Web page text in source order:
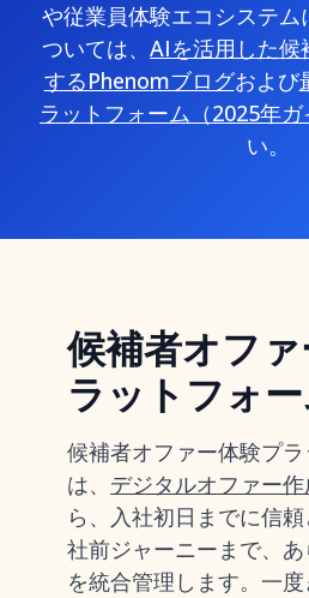
や従業員体験エコシステ
ついては、 AIを活用した候
するPhenomブログおよび
ラットフォーム（2025年ガ
い。
候補者オフ
ラットフォ
候補者オファー体験プ
は、 デジタルオファー
ら、入社初日までに信
社前ジャーニーまで、
を統合管理します。一